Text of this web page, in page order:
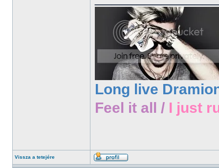
Long live
Feel it all / I just
Vissza a tetejére